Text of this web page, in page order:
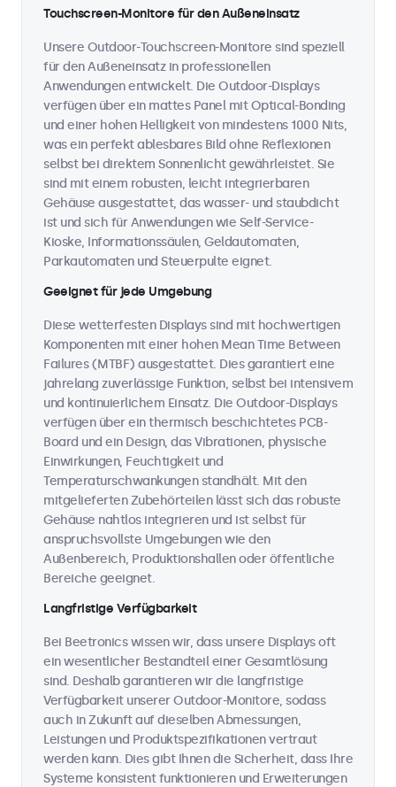
Touchscreen-Monitore für den Außeneinsatz
Unsere Outdoor-Touchscreen-Monitore sind speziell
für den Außeneinsatz in professionellen
Anwendungen entwickelt. Die Outdoor-Displays
verfügen über ein mattes Panel mit Optical-Bonding
und einer hohen Helligkeit von mindestens 1000 Nits,
was ein perfekt ablesbares Bild ohne Reflexionen
selbst bei direktem Sonnenlicht gewährleistet. Sie
sind mit einem robusten, leicht integrierbaren
Gehäuse ausgestattet, das wasser- und staubdicht
ist und sich für Anwendungen wie Self-Service-
Kioske, Informationssäulen, Geldautomaten,
Parkautomaten und Steuerpulte eignet.
Geeignet für jede Umgebung
Diese wetterfesten Displays sind mit hochwertigen
Komponenten mit einer hohen Mean Time Between
Failures (MTBF) ausgestattet. Dies garantiert eine
jahrelang zuverlässige Funktion, selbst bei intensivem
und kontinuierlichem Einsatz. Die Outdoor-Displays
verfügen über ein thermisch beschichtetes PCB-
Board und ein Design, das Vibrationen, physische
Einwirkungen, Feuchtigkeit und
Temperaturschwankungen standhält. Mit den
mitgelieferten Zubehörteilen lässt sich das robuste
Gehäuse nahtlos integrieren und ist selbst für
anspruchsvollste Umgebungen wie den
Außenbereich, Produktionshallen oder öffentliche
Bereiche geeignet.
Langfristige Verfügbarkeit
Bei Beetronics wissen wir, dass unsere Displays oft
ein wesentlicher Bestandteil einer Gesamtlösung
sind. Deshalb garantieren wir die langfristige
Verfügbarkeit unserer Outdoor-Monitore, sodass
auch in Zukunft auf dieselben Abmessungen,
Leistungen und Produktspezifikationen vertraut
werden kann. Dies gibt Ihnen die Sicherheit, dass Ihre
Systeme konsistent funktionieren und Erweiterungen